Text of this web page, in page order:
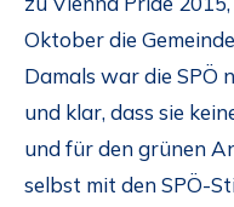
Oktober die
Damals war die SPÖ
und klar, dass sie
und für den grünen
selbst mit den SPÖ-